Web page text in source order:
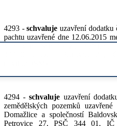
4293 -schvaluje uzavření dodatku
pachtu uzavřené dne 12.06.2015
Václavem Schleissem,
344 01 Újezd - Petrovice 27,
4294 -schvaluje uzavření
zemědělských pozemků
Domažlice a společností
Petrovice 27, PSČ 344 01, IČ